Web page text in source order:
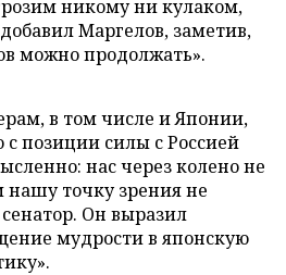
никому ни кулаком,
Маргелов, заметив,
можно продолжать».
в том числе и Японии,
позиции силы с Россией
нас через колено не
точку зрения не
Он выразил
мудрости в японскую